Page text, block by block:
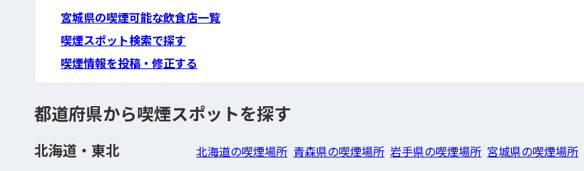
宮城県の喫煙可能な飲食店一覧
喫煙スポット検索で探す
喫煙情報を投稿・修正する
都道府県から喫煙スポットを探す
北海道・東北 北海道の喫煙場所 青森県の喫煙場所 岩手県の喫煙場所 宮城県の喫煙場所